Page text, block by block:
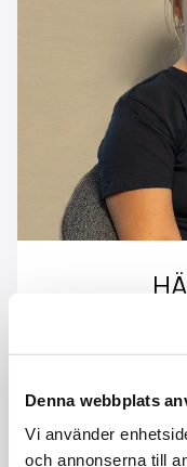
Denna webbplats
Vi använder
och annonserna till
Vill du leva ett
guidar dig på